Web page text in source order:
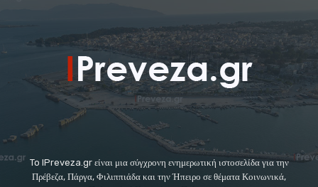
To IPreveza.gr είναι μια σύγχρονη ενημερωτική ιστοσελίδα για την
Πρέβεζα, Πάργα, Φιλιππιάδα και την Ήπειρο σε θέματα Κοινωνικά,